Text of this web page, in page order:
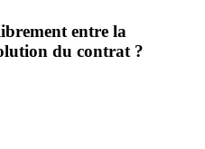
entre la
du contrat ?